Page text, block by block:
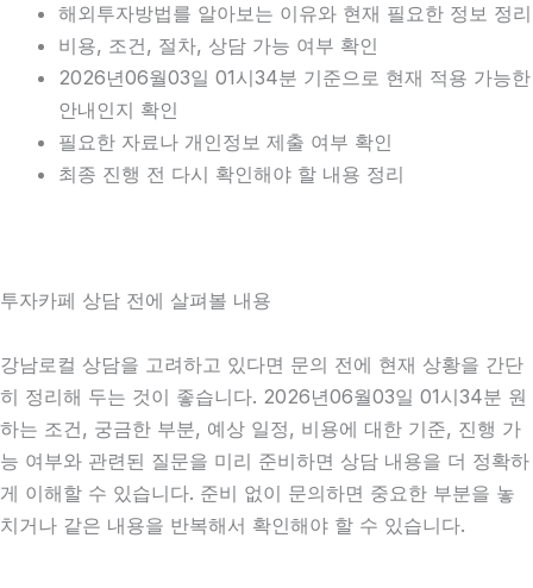
해외투자방법를 알아보는 이유와 현재 필요한 정보 정리
비용, 조건, 절차, 상담 가능 여부 확인
2026년06월03일 01시34분 기준으로 현재 적용 가능한
안내인지 확인
필요한 자료나 개인정보 제출 여부 확인
최종 진행 전 다시 확인해야 할 내용 정리
투자카페 상담 전에 살펴볼 내용
강남로컬 상담을 고려하고 있다면 문의 전에 현재 상황을 간단
히 정리해 두는 것이 좋습니다. 2026년06월03일 01시34분 원
하는 조건, 궁금한 부분, 예상 일정, 비용에 대한 기준, 진행 가
능 여부와 관련된 질문을 미리 준비하면 상담 내용을 더 정확하
게 이해할 수 있습니다. 준비 없이 문의하면 중요한 부분을 놓
치거나 같은 내용을 반복해서 확인해야 할 수 있습니다.